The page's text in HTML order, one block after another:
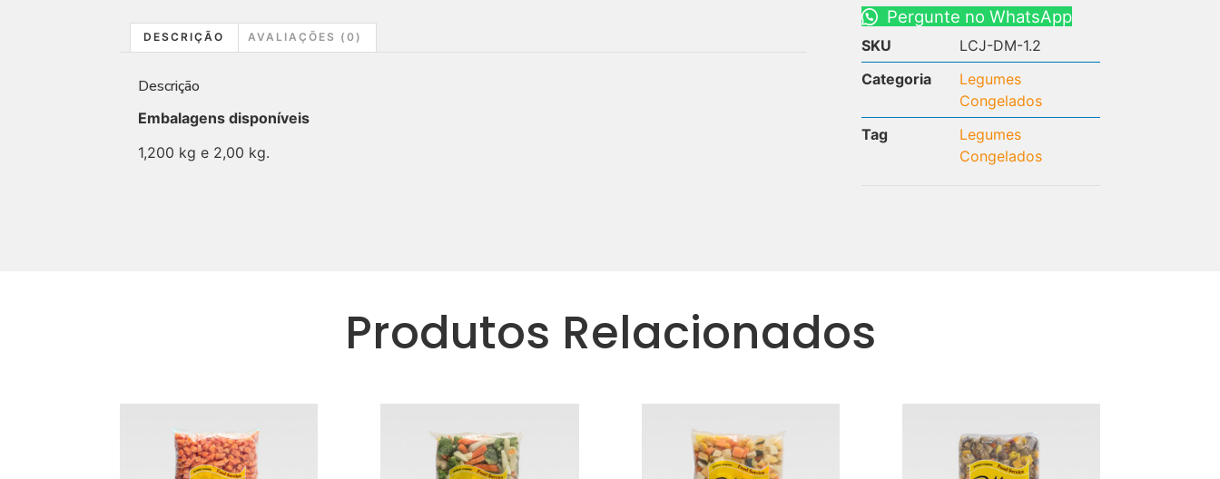
DESCRIÇÃO AVALIAÇÕES (0)
Descrição
Embalagens disponíveis
1,200 kg e 2,00 kg.
Pergunte no WhatsApp
SKU
LCJ-DM-1.2
Categoria
Legumes
Congelados
Tag
Legumes
Congelados
Produtos Relacionados